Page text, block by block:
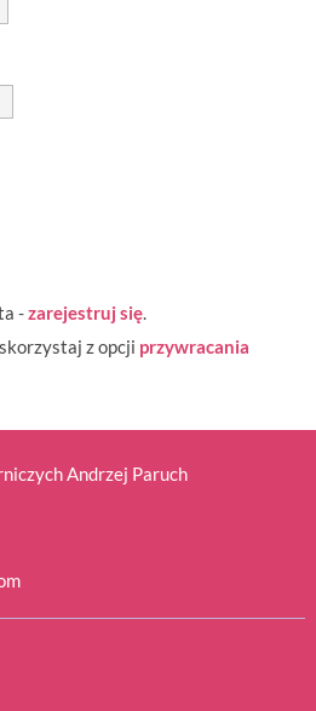
-zarejestruj się.
z opcji przywracania
Andrzej Paruch